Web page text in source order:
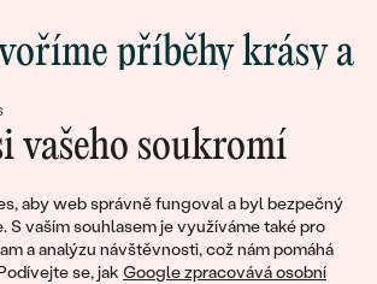
vašeho soukromí
aby web správně fungoval a byl bezpečný
S vaším souhlasem je využíváme také pro
a analýzu návštěvnosti, což nám pomáhá
se, jak Google zpracovává osobní
příběhy krásy a